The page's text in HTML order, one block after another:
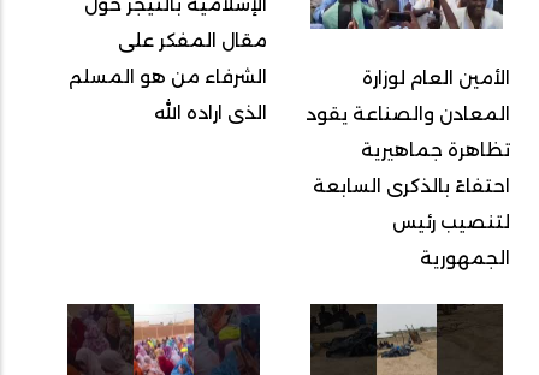
الأمين العام لوزارة
المعادن والصناعة يقود
تظاهرة جماهيرية
احتفاءً بالذكرى السابعة
لتنصيب رئيس
الجمهورية
مقال المفكر على
الشرفاء من هو المسلم
الذى اراده الله